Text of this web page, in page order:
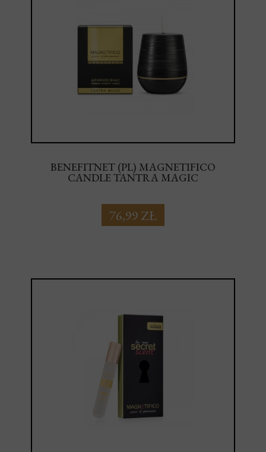
BENEFITNET (PL) MAGNETIFICO
CANDLE TANTRA MAGIC
76,99 ZŁ